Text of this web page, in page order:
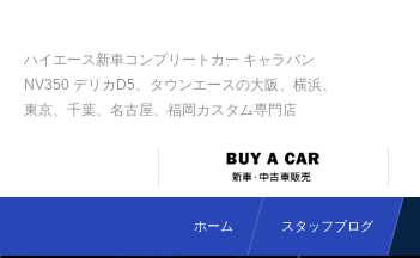
ハイエース新車コンプリートカー キャラバン
NV350 デリカD5、タウンエースの大阪、横浜、
東京、千葉、名古屋、福岡カスタム専門店
ホーム スタッフブログ